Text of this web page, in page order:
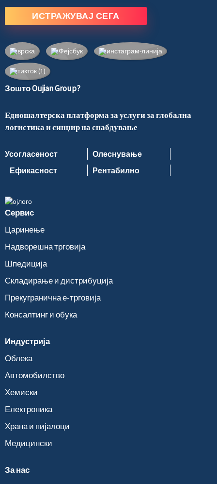
ИСТРАЖУВАЈ СЕГА
Зошто Oujian Group?
Едношалтерска платформа за услуги за глобална
логистика и синџир на снабдување
Усогласеност
Олеснување
Ефикасност
Рентабилно
Сервис
Царинење
Надворешна трговија
Шпедиција
Складирање и дистрибуција
Прекугранична е-трговија
Консалтинг и обука
Индустрија
Облека
Автомобилство
Хемиски
Електроника
Храна и пијалоци
Медицински
За нас